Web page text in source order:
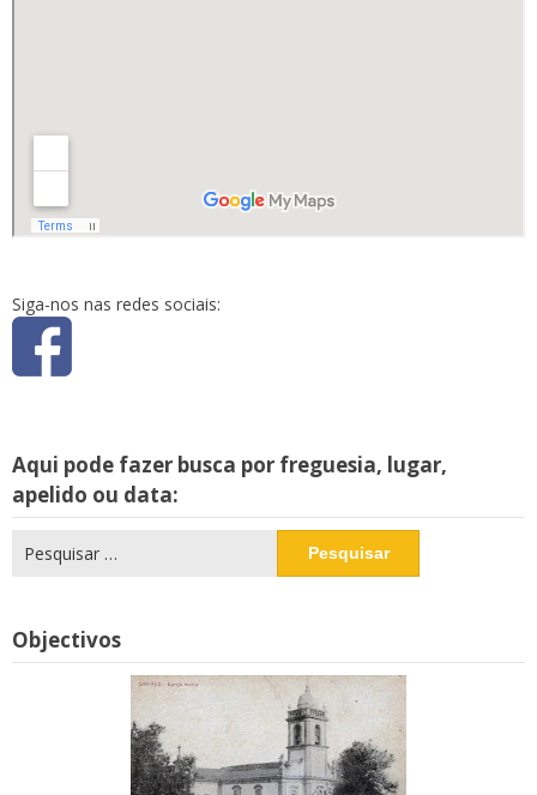
Siga-nos nas redes sociais:
Aqui pode fazer busca por freguesia, lugar,
apelido ou data:
por:
Objectivos